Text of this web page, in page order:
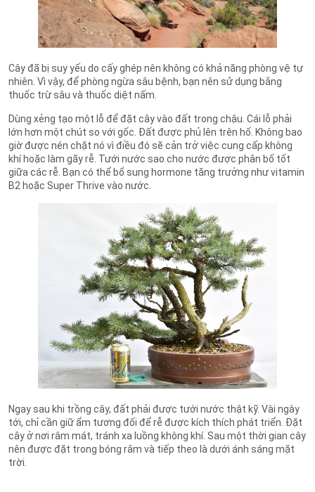
Cây đã bị suy yếu do cấy ghép nên không có khả năng phòng vệ tự
nhiên. Vì vậy, để phòng ngừa sâu bệnh, bạn nên sử dụng bằng
thuốc trừ sâu và thuốc diệt nấm.
Dùng xẻng tạo một lỗ để đặt cây vào đất trong chậu. Cái lỗ phải
lớn hơn một chút so với gốc. Đất được phủ lên trên hố. Không bao
giờ được nén chặt nó vì điều đó sẽ cản trở việc cung cấp không
khí hoặc làm gãy rễ. Tưới nước sao cho nước được phân bố tốt
giữa các rễ. Bạn có thể bổ sung hormone tăng trưởng như vitamin
B2 hoặc Super Thrive vào nước.
Ngay sau khi trồng cây, đất phải được tưới nước thật kỹ. Vài ngày
tới, chỉ cần giữ ẩm tương đối để rễ được kích thích phát triển. Đặt
cây ở nơi râm mát, tránh xa luồng không khí. Sau một thời gian cây
nên được đặt trong bóng râm và tiếp theo là dưới ánh sáng mặt
trời.